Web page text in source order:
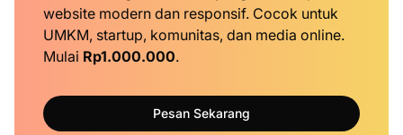
website modern dan responsif. Cocok untuk
UMKM, startup, komunitas, dan media online.
Mulai Rp1.000.000.
Pesan Sekarang